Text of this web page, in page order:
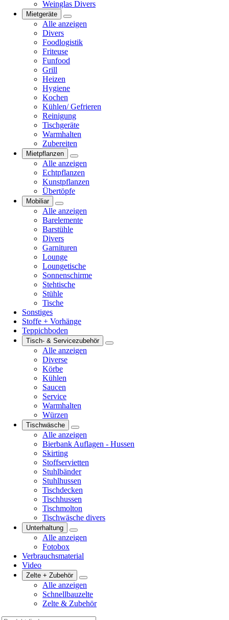
Weinglas Divers
Mietgeräte
Alle anzeigen
Divers
Foodlogistik
Friteuse
Funfood
Grill
Heizen
Hygiene
Kochen
Kühlen/ Gefrieren
Reinigung
Tischgeräte
Warmhalten
Zubereiten
Mietpflanzen
Alle anzeigen
Echtpflanzen
Kunstpflanzen
Übertöpfe
Mobiliar
Alle anzeigen
Barelemente
Barstühle
Divers
Garnituren
Lounge
Loungetische
Sonnenschirme
Stehtische
Stühle
Tische
Sonstiges
Stoffe + Vorhänge
Teppichboden
Tisch- & Servicezubehör
Alle anzeigen
Diverse
Körbe
Kühlen
Saucen
Service
Warmhalten
Würzen
Tischwäsche
Alle anzeigen
Bierbank Auflagen - Hussen
Skirting
Stoffservietten
Stuhlbänder
Stuhlhussen
Tischdecken
Tischhussen
Tischmolton
Tischwäsche divers
Unterhaltung
Alle anzeigen
Fotobox
Verbrauchsmaterial
Video
Zelte + Zubehör
Alle anzeigen
Schnellbauzelte
Zelte & Zubehör